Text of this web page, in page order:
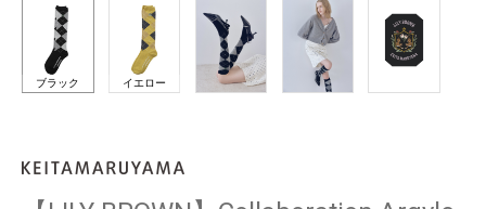
ブラック イエロー